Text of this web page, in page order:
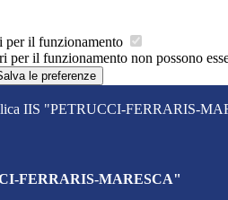
per il funzionamento
per il funzionamento non possono
le preferenze
IIS "PETRUCCI-FERRARIS-
FERRARIS-MARESCA"